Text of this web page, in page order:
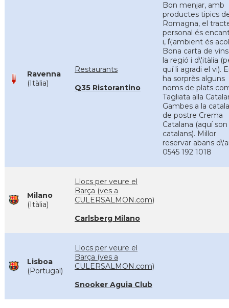
Ravenna
(Itàlia)
Restaurants
Q35 Ristorantino
Bon menjar, amb
productes tipics
Romagna, el
personal és
i, l\'ambient és
Bona carta de
la regió i d\'itàlia
quí li agradi el vi).
ha sorprès alguns
noms de plats
Tagliata alla
Gambes a la
de postre Crema
Catalana (aquí
catalans). Millor
reservar abans
0545 192 1018
Milano
(Itàlia)
Llocs per veure el
Barça (ves a
CULERSALMON.com)
Carlsberg Milano
Lisboa
(Portugal)
Llocs per veure el
Barça (ves a
CULERSALMON.com)
Snooker Aguia Club